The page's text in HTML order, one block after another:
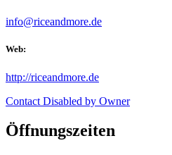
info@riceandmore.de
Web:
http://riceandmore.de
Contact Disabled by Owner
Öffnungszeiten